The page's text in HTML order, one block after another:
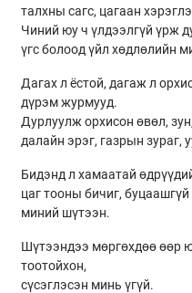
талхны сагс, цагаан
Чиний юу ч үлдээлгүй үрж
үгс болоод үйл хөдлөлийн
Дагах л ёстой, дагаж л
дүрэм журмууд.
Дурлуулж орхисон өвөл,
далайн эрэг, газрын зураг,
Бидэнд л хамаатай
цаг тооны бичиг,
миний шүтээн.
Шүтээндээ мөргөхдөө өөр
тоотойхон,
сүсэглэсэн минь үгүй.